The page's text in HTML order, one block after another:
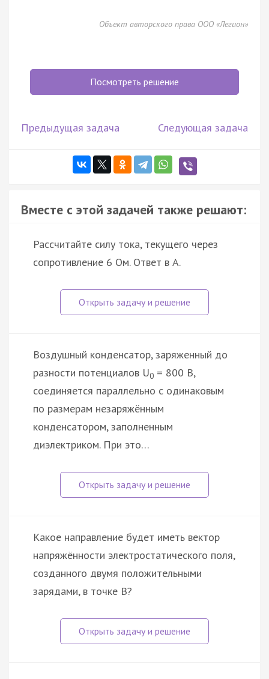
Объект авторского права ООО «Легион»
Посмотреть решение
Предыдущая задача Следующая задача
Вместе с этой задачей также решают:
Рассчитайте силу тока, текущего через
сопротивление 6 Ом. Ответ в А.
Воздушный конденсатор, заряженный до
разности потенциалов U0 = 800 В,
соединяется параллельно с одинаковым
по размерам незаряжённым
конденсатором, заполненным
диэлектриком. При это…
Какое направление будет иметь вектор
напряжённости электростатического поля,
созданного двумя положительными
зарядами, в точке B?